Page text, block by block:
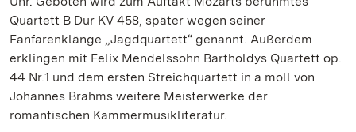
Quartett B Dur KV 458, später wegen seiner
Fanfarenklänge „Jagdquartett“ genannt. Außerdem
erklingen mit Felix Mendelssohn Bartholdys Quartett op.
44 Nr.1 und dem ersten Streichquartett in a moll von
Johannes Brahms weitere Meisterwerke der
romantischen Kammermusikliteratur.